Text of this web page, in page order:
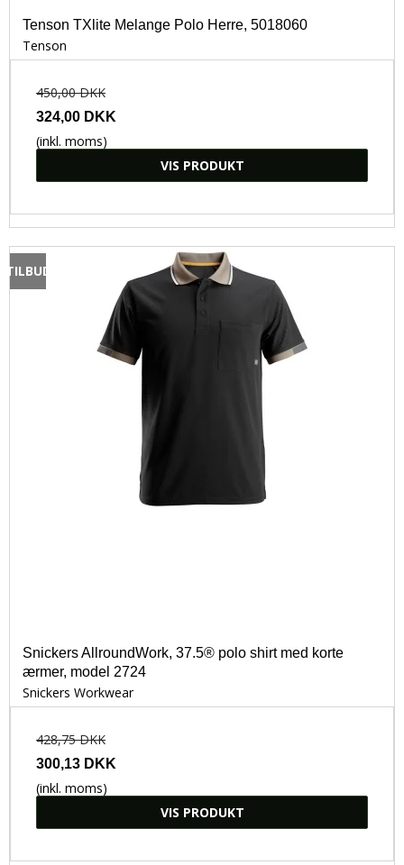
Tenson TXlite Melange Polo Herre, 5018060
Tenson
450,00 DKK
324,00 DKK
(inkl. moms)
VIS PRODUKT
TILBUD
Snickers AllroundWork, 37.5® polo shirt med korte
ærmer, model 2724
Snickers Workwear
428,75 DKK
300,13 DKK
(inkl. moms)
VIS PRODUKT